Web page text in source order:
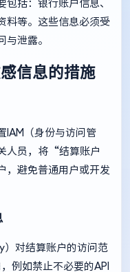
包括：银行账户信息、
料等。这些信息必须受
与泄露。
信息的措施
IAM（身份与访问管
人员，将“结算账户
，避免普通用户或开发
）对结算账户的访问范
例如禁止不必要的API